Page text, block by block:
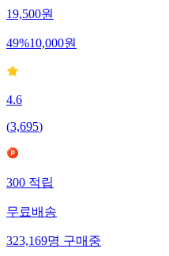
19,500원
49%10,000원
4.6
(3,695)
300적립
무료배송
323,169명구매중